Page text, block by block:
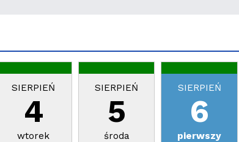
SIERPIEŃ
4
wtorek
SIERPIEŃ
5
środa
SIERPIEŃ
6
pierwszy